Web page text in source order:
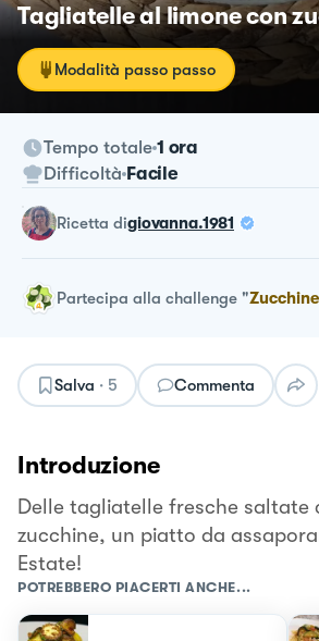
Tagliatelle al limone con
Modalità passo passo
Tempo totale 1 ora
Difficoltà Facile
ricetta digiovanna.1981
Partecipa alla challenge "
Salva · 5 Commenta
Introduzione
Delle tagliatelle fresche saltate
zucchine, un piatto da
Estate!
POTREBBERO PIACERTI ANCHE...